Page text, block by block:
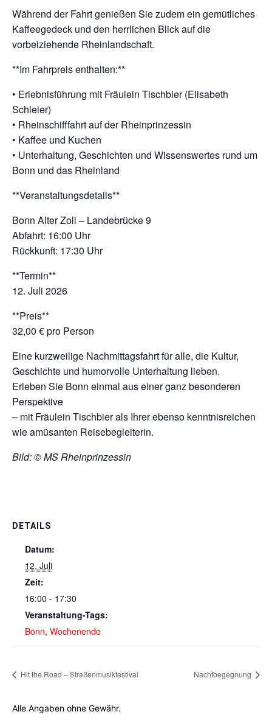
Während der Fahrt genießen Sie zudem ein gemütliches
Kaffeegedeck und den herrlichen Blick auf die
vorbeiziehende Rheinlandschaft.
**Im Fahrpreis enthalten:**
• Erlebnisführung mit Fräulein Tischbier (Elisabeth
Schleier)
• Rheinschifffahrt auf der Rheinprinzessin
• Kaffee und Kuchen
• Unterhaltung, Geschichten und Wissenswertes rund um
Bonn und das Rheinland
**Veranstaltungsdetails**
Bonn Alter Zoll – Landebrücke 9
Abfahrt: 16:00 Uhr
Rückkunft: 17:30 Uhr
**Termin**
12. Juli 2026
**Preis**
32,00 € pro Person
Eine kurzweilige Nachmittagsfahrt für alle, die Kultur,
Geschichte und humorvolle Unterhaltung lieben.
Erleben Sie Bonn einmal aus einer ganz besonderen
Perspektive
– mit Fräulein Tischbier als Ihrer ebenso kenntnisreichen
wie amüsanten Reisebegleiterin.
Bild: © MS Rheinprinzessin
DETAILS
Datum:
12. Juli
Zeit:
16:00 - 17:30
Veranstaltung-Tags:
Bonn, Wochenende
Hit the Road – Straßenmusikfestival Nachtbegegnung
Alle Angaben ohne Gewähr.